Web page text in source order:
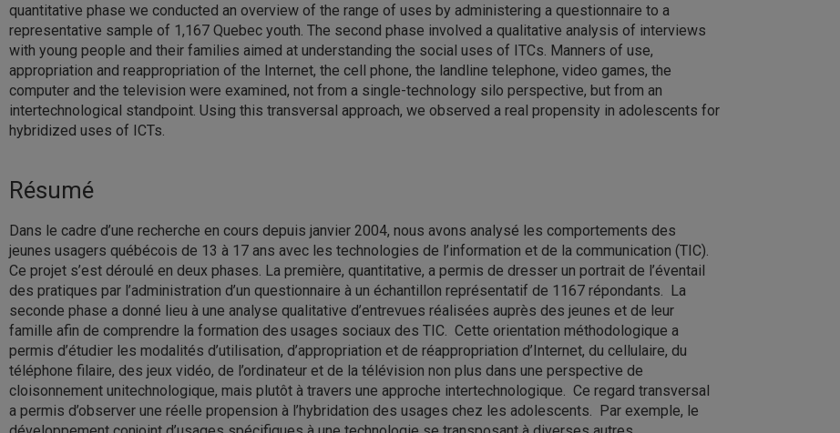
quantitative phase we conducted an overview of the range of uses by administering a questionnaire to a
representative sample of 1,167 Quebec youth. The second phase involved a qualitative analysis of interviews
with young people and their families aimed at understanding the social uses of ITCs. Manners of use,
appropriation and reappropriation of the Internet, the cell phone, the landline telephone, video games, the
computer and the television were examined, not from a single-technology silo perspective, but from an
intertechnological standpoint. Using this transversal approach, we observed a real propensity in adolescents for
hybridized uses of ICTs.
Résumé
Dans le cadre d’une recherche en cours depuis janvier 2004, nous avons analysé les comportements des
jeunes usagers québécois de 13 à 17 ans avec les technologies de l’information et de la communication (TIC).
Ce projet s’est déroulé en deux phases. La première, quantitative, a permis de dresser un portrait de l’éventail
des pratiques par l’administration d’un questionnaire à un échantillon représentatif de 1167 répondants. La
seconde phase a donné lieu à une analyse qualitative d’entrevues réalisées auprès des jeunes et de leur
famille afin de comprendre la formation des usages sociaux des TIC. Cette orientation méthodologique a
permis d’étudier les modalités d’utilisation, d’appropriation et de réappropriation d’Internet, du cellulaire, du
téléphone filaire, des jeux vidéo, de l’ordinateur et de la télévision non plus dans une perspective de
cloisonnement unitechnologique, mais plutôt à travers une approche intertechnologique. Ce regard transversal
a permis d’observer une réelle propension à l’hybridation des usages chez les adolescents. Par exemple, le